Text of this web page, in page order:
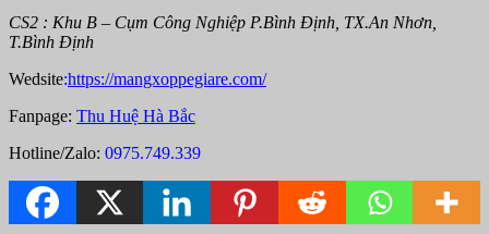
CS2 : Khu B – Cụm Công Nghiệp P.Bình Định, TX.An Nhơn,
T.Bình Định
Wedsite:https://mangxoppegiare.com/
Fanpage: Thu Huệ Hà Bắc
Hotline/Zalo: 0975.749.339